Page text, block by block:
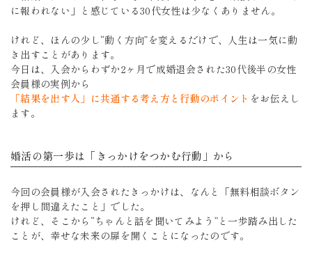
に報われない」と感じている30代女性は少なくありません。
けれど、ほんの少し“動く方向”を変えるだけで、人生は一気に動
き出すことがあります。
今日は、入会からわずか2ヶ月で成婚退会された30代後半の女性
会員様の実例から
「結果を出す人」に共通する考え方と行動のポイント をお伝えし
ます。
婚活の第一歩は「きっかけをつかむ行動」から
今回の会員様が入会されたきっかけは、なんと「無料相談ボタン
を押し間違えたこと」でした。
けれど、そこから“ちゃんと話を聞いてみよう”と一歩踏み出した
ことが、幸せな未来の扉を開くことになったのです。